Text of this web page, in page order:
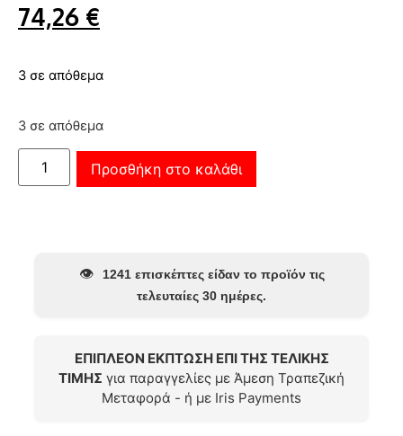
74,26 €
3 σε απόθεμα
3 σε απόθεμα
Προσθήκη στο καλάθι
👁️
1241 επισκέπτες είδαν το προϊόν τις
τελευταίες 30 ημέρες.
ΕΠΙΠΛΕΟΝ ΕΚΠΤΩΣΗ ΕΠΙ ΤΗΣ ΤΕΛΙΚΗΣ
ΤΙΜΗΣ για παραγγελίες με Άμεση Τραπεζική
Μεταφορά - ή με Iris Payments